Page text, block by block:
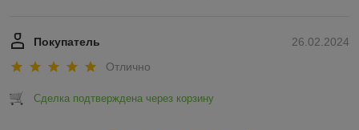
26.02.2024
Покупатель
Отлично
Сделка подтверждена через корзину